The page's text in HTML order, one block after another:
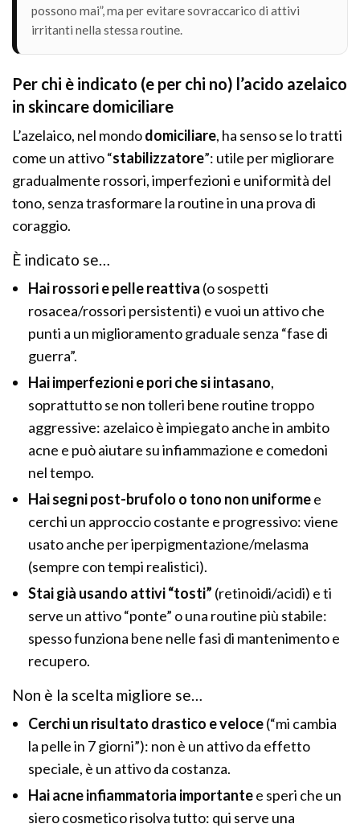
possono mai”, ma per evitare sovraccarico di attivi
irritanti nella stessa routine.
Per chi è indicato (e per chi no) l’acido azelaico
in skincare domiciliare
L’azelaico, nel mondodomiciliare, ha senso se lo tratti
come un attivo “stabilizzatore”: utile per migliorare
gradualmente rossori, imperfezioni e uniformità del
tono, senza trasformare la routine in una prova di
coraggio.
È indicato se…
Hai rossori e pelle reattiva (o sospetti
rosacea/rossori persistenti) e vuoi un attivo che
punti a un miglioramento graduale senza “fase di
guerra”.
Hai imperfezioni e pori che si intasano,
soprattutto se non tolleri bene routine troppo
aggressive: azelaico è impiegato anche in ambito
acne e può aiutare su infiammazione e comedoni
nel tempo.
Hai segni post-brufolo o tono non uniformee
cerchi un approccio costante e progressivo: viene
usato anche per iperpigmentazione/melasma
(sempre con tempi realistici).
Stai già usando attivi “tosti” (retinoidi/acidi) e ti
serve un attivo “ponte” o una routine più stabile:
spesso funziona bene nelle fasi di mantenimento e
recupero.
Non è la scelta migliore se…
Cerchi un risultato drastico e veloce(“mi cambia
la pelle in 7 giorni”): non è un attivo da effetto
speciale, è un attivo da costanza.
Hai acne infiammatoria importantee speri che un
siero cosmetico risolva tutto: qui serve una